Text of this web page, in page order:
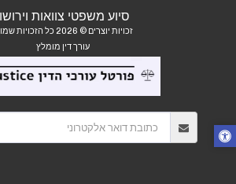
סיוע משפטי צוואות
זכויות יוצרים © 2026 כל הזכויות שמורות
עורך דין מומלץ